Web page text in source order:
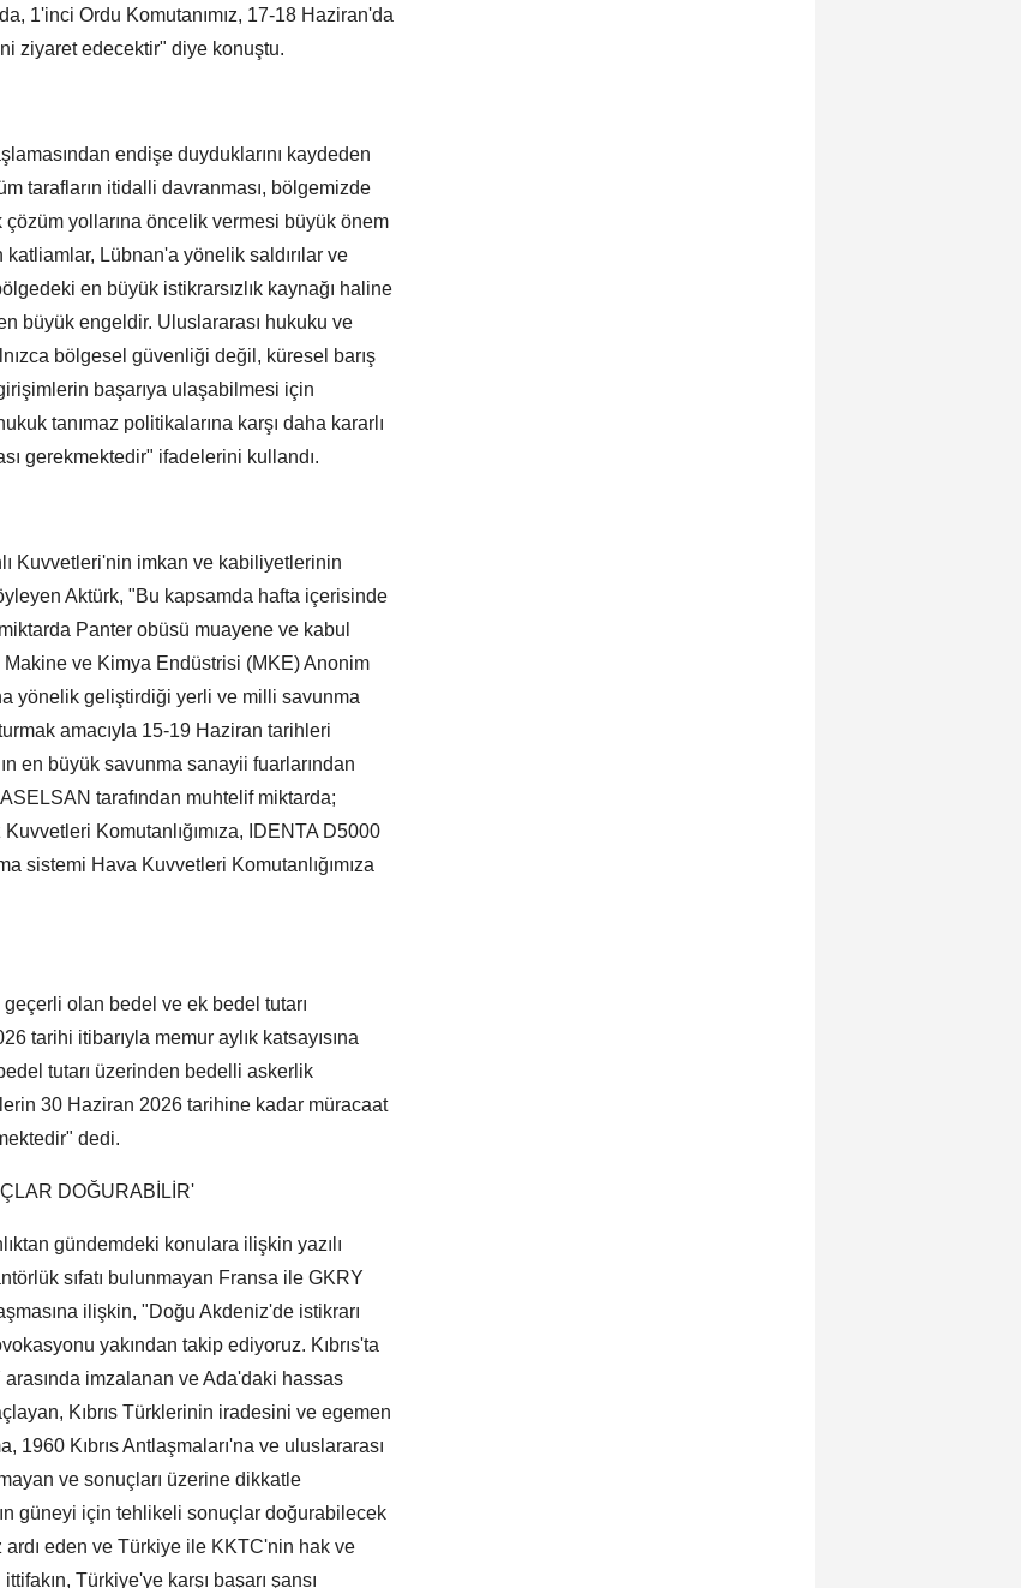
1'inci Ordu Komutanımız, 17-18 Haziran'da
ziyaret edecektir" diye konuştu.
endişe duyduklarını kaydeden
tarafların itidalli davranması, bölgemizde
çözüm yollarına öncelik vermesi büyük önem
katliamlar, Lübnan'a yönelik saldırılar ve
en büyük istikrarsızlık kaynağı haline
büyük engeldir. Uluslararası hukuku ve
bölgesel güvenliği değil, küresel barış
başarıya ulaşabilmesi için
tanımaz politikalarına karşı daha kararlı
gerekmektedir" ifadelerini kullandı.
Kuvvetleri'nin imkan ve kabiliyetlerinin
Aktürk, "Bu kapsamda hafta içerisinde
Panter obüsü muayene ve kabul
Makine ve Kimya Endüstrisi (MKE) Anonim
yönelik geliştirdiği yerli ve milli savunma
amacıyla 15-19 Haziran tarihleri
en büyük savunma sanayii fuarlarından
tarafından muhtelif miktarda;
Komutanlığımıza, IDENTA D5000
sistemi Hava Kuvvetleri Komutanlığımıza
olan bedel ve ek bedel tutarı
tarihi itibarıyla memur aylık katsayısına
tutarı üzerinden bedelli askerlik
30 Haziran 2026 tarihine kadar müracaat
dedi.
DOĞURABİLİR'
gündemdeki konulara ilişkin yazılı
sıfatı bulunmayan Fransa ile GKRY
ilişkin, "Doğu Akdeniz'de istikrarı
yakından takip ediyoruz. Kıbrıs'ta
imzalanan ve Ada'daki hassas
Kıbrıs Türklerinin iradesini ve egemen
1960 Kıbrıs Antlaşmaları'na ve uluslararası
ve sonuçları üzerine dikkatle
güneyi için tehlikeli sonuçlar doğurabilecek
eden ve Türkiye ile KKTC'nin hak ve
Türkiye'ye karşı başarı şansı